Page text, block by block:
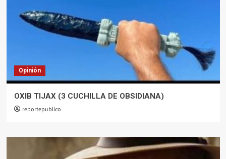
Opinión
OXIB TIJAX (3 CUCHILLA DE OBSIDIANA)
reportepublico